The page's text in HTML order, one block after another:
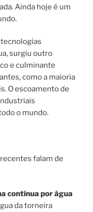
Ainda hoje é um
surgiu outro
e culminante
como a maioria
O escoamento de
o mundo.
falam de
contínua por água
da torneira